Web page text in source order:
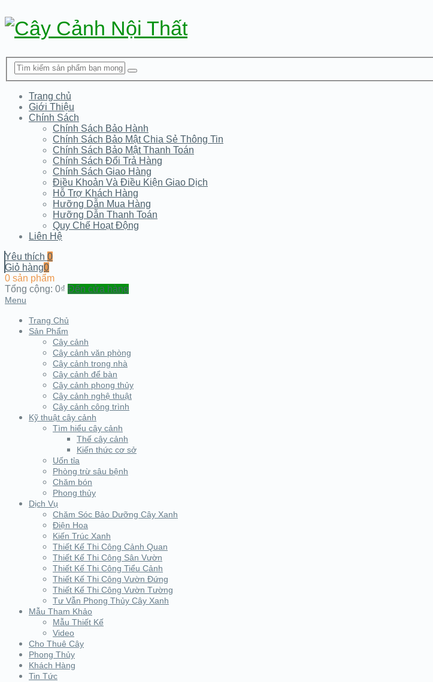
Trang chủ
Giới Thiệu
Chính Sách
Chính Sách Bảo Hành
Chính Sách Bảo Mật Chia Sẻ Thông Tin
Chính Sách Bảo Mật Thanh Toán
Chính Sách Đổi Trả Hàng
Chính Sách Giao Hàng
Điều Khoản Và Điều Kiện Giao Dịch
Hỗ Trợ Khách Hàng
Hưỡng Dẫn Mua Hàng
Hưỡng Dẫn Thanh Toán
Quy Chế Hoạt Động
Liên Hệ
Yêu thích 0
Giỏ hàng0
0 sản phẩm
Tổng cộng: 0₫ Đến cửa hàng
Menu
Trang Chủ
Sản Phẩm
Cây cảnh
Cây cảnh văn phòng
Cây cảnh trong nhà
Cây cảnh để bàn
Cây cảnh phong thủy
Cây cảnh nghệ thuật
Cây cảnh công trình
Kỹ thuật cây cảnh
Tìm hiểu cây cảnh
Thế cây cảnh
Kiến thức cơ sở
Uốn tỉa
Phòng trừ sâu bệnh
Chăm bón
Phong thủy
Dịch Vụ
Chăm Sóc Bảo Dưỡng Cây Xanh
Điện Hoa
Kiến Trúc Xanh
Thiết Kế Thi Công Cảnh Quan
Thiết Kế Thi Công Sân Vườn
Thiết Kế Thi Công Tiểu Cảnh
Thiết Kế Thi Công Vườn Đứng
Thiết Kế Thi Công Vườn Tường
Tư Vẫn Phong Thủy Cây Xanh
Mẫu Tham Khảo
Mẫu Thiết Kế
Video
Cho Thuê Cây
Phong Thủy
Khách Hàng
Tin Tức